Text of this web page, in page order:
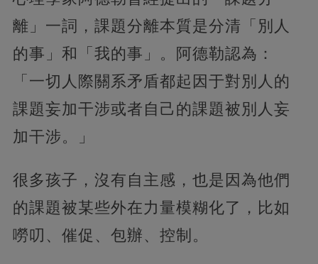
離」一詞，課題分離本質是分清「別人
的事」和「我的事」。阿德勒認為：
「一切人際關系矛盾都起因于對別人的
課題妄加干涉或者自己的課題被別人妄
加干涉。」
很多孩子，沒有自主感，也是因為他們
的課題被某些外在力量模糊化了，比如
嘮叨、催促、包辦、控制。